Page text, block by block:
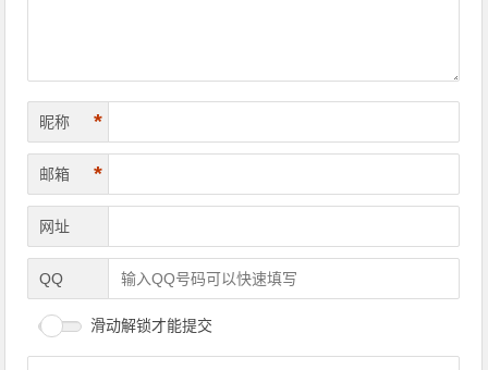
昵称 *
邮箱 *
网址
QQ
滑动解锁才能提交